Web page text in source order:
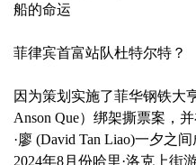
船的命运
菲律宾首富站队杜特尔特？
因为策划实施了菲华钢铁大
Anson Que）绑架撕票案，
·廖 (David Tan Liao)一夕之
2024年8月份哈里·洛克上街